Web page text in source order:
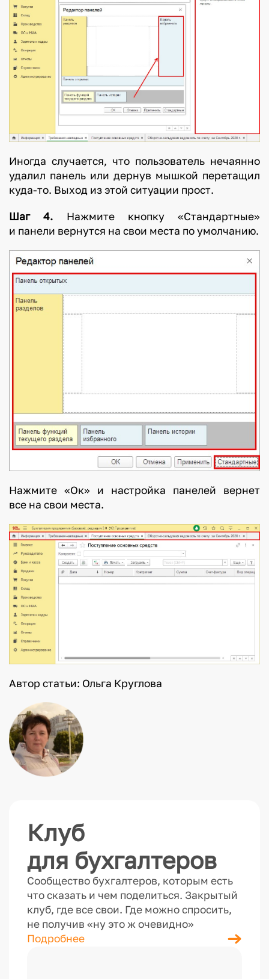
Иногда случается, что пользователь нечаянно
удалил панель или дернув мышкой перетащил
куда-то. Выход из этой ситуации прост.
Шаг 4. Нажмите кнопку «Стандартные»
и панели вернутся на свои места по умолчанию.
Нажмите «Ок» и настройка панелей вернет
все на свои места.
Автор статьи: Ольга Круглова
Клуб
для бухгалтеров
Сообщество бухгалтеров, которым есть
что сказать и чем поделиться. Закрытый
клуб, где все свои. Где можно спросить,
не получив «ну это ж очевидно»
Подробнее